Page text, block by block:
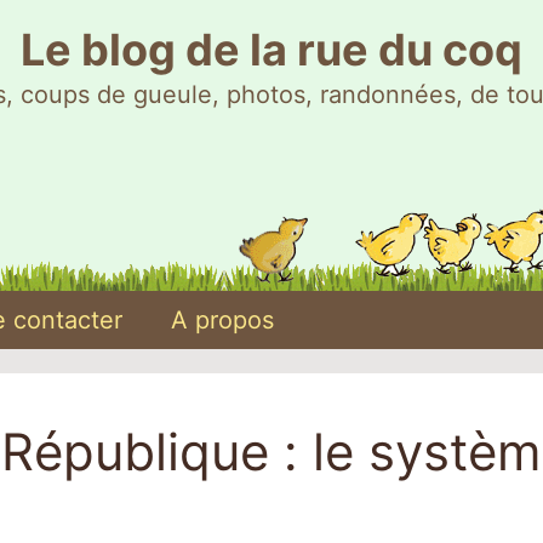
Le blog de la rue du coq
coups de gueule, photos, randonnées, de
contacter A propos
: le